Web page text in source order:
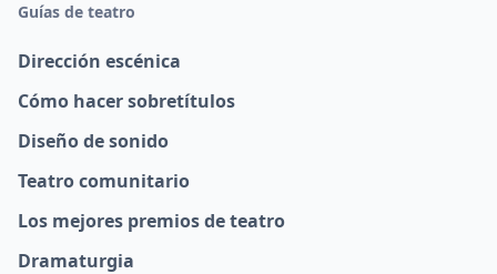
Guías de teatro
Dirección escénica
Cómo hacer sobretítulos
Diseño de sonido
Teatro comunitario
Los mejores premios de teatro
Dramaturgia